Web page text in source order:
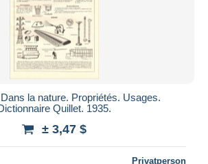
la nature. Propriétés. Usages.
Quillet. 1935.
± 3,47 $
Privatperson